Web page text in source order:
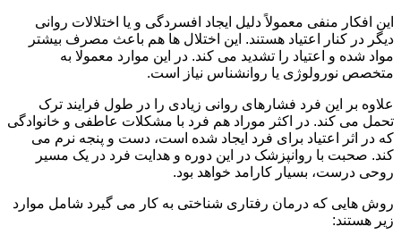
این افکار منفی معمولاً دلیل ایجاد افسردگی و یا اختلالات روانی
دیگر در کنار اعتیاد هستند. این اختلال ها هم باعث مصرف بیشتر
مواد شده و اعتیاد را تشدید می کند. در این موارد معمولا به
متخصص نورولوژی یا روانشناس نیاز است.
علاوه بر این فرد فشارهای روانی زیادی را در طول فرایند ترک
تحمل می کند. در اکثر موراد هم فرد با مشکلات عاطفی و خانوادگی
که در اثر اعتیاد برای فرد ایجاد شده است، دست و پنجه نرم می
کند. صحبت با روانپزشک در این دوره و هدایت فرد در یک مسیر
روحی درست، بسیار کارامد خواهد بود.
روش هایی که درمان رفتاری شناختی به کار می گیرد شامل موارد
زیر هستند: